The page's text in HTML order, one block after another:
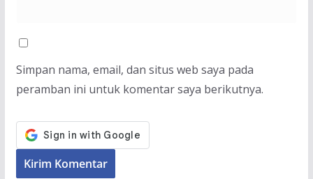
Simpan nama, email, dan situs web saya pada
peramban ini untuk komentar saya berikutnya.